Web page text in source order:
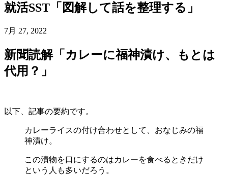
就活SST「図解して話を整理する」
7月 27, 2022
新聞読解「カレーに福神漬け、もとは
代用？」
以下、記事の要約です。
カレーライスの付け合わせとして、おなじみの福
神漬け。
この漬物を口にするのはカレーを食べるときだけ
という人も多いだろう。